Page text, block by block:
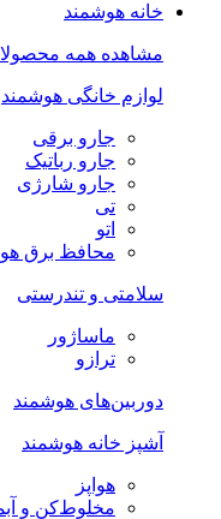
خانه هوشمند
مشاهده همه
لوازم خانگی هوشمند
جارو برقی
جارو رباتیک
جارو شارژی
تی
اتو
محافظ برق
سلامتی و تندرستی
ماساژور
ترازو
دوربین‌های هوشمند
آشپز خانه هوشمند
هواپز
مخلوط‌کن و